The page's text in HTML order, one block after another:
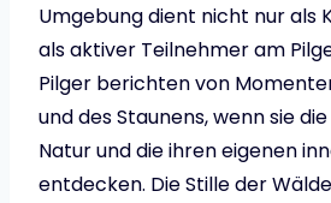
Umgebung dient nicht nur als
als aktiver Teilnehmer am
Pilger berichten von
und des Staunens, wenn sie
Natur und die ihren eigenen
entdecken. Die Stille der